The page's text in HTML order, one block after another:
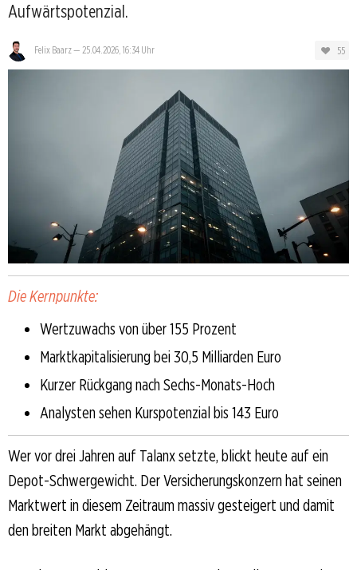
Aufwärtspotenzial.
Felix Baarz— 25.04.2026, 16:34 Uhr 55
Die Kernpunkte:
Wertzuwachs von über 155 Prozent
Marktkapitalisierung bei 30,5 Milliarden Euro
Kurzer Rückgang nach Sechs-Monats-Hoch
Analysten sehen Kurspotenzial bis 143 Euro
Wer vor drei Jahren auf Talanx setzte, blickt heute auf ein
Depot-Schwergewicht. Der Versicherungskonzern hat seinen
Marktwert in diesem Zeitraum massiv gesteigert und damit
den breiten Markt abgehängt.